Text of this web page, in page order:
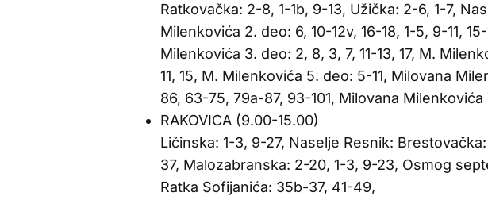
Ratkovačka: 2-8, 1-1b, 9-13, Užička: 2-6, 1-7,
Milenkovića 2. deo: 6, 10-12v, 16-18, 1-5, 9-11,
Milenkovića 3. deo: 2, 8, 3, 7, 11-13, 17, M.
11, 15, M. Milenkovića 5. deo: 5-11, Milovana
86, 63-75, 79a-87, 93-101, Milovana Milenkovića
RAKOVICA (9.00-15.00)
Ličinska: 1-3, 9-27, Naselje Resnik:
37, Malozabranska: 2-20, 1-3, 9-23, Osmog
Ratka Sofijanića: 35b-37, 41-49,